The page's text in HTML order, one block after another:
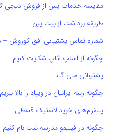
مقایسه خدمات پس از فروش دیجی
طریقه برداشت از بیت پین
شماره تماس پشتیبانی افق کوروش +
چگونه از اسنپ شاپ شکایت کنیم
پشتیبانی ملی گلد
چگونه رتبه ایرانیان در ویپاد را بالا ببریم
پلتفرم‌های خرید لاستیک قسطی
چگونه در فیلیمو مدرسه ثبت نام کنیم